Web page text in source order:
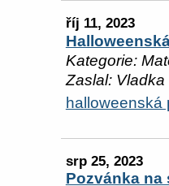
říj 11, 2023
Kategorie:
Zaslal: Vladka
halloweenská
srp 25, 2023
Pozvánka na